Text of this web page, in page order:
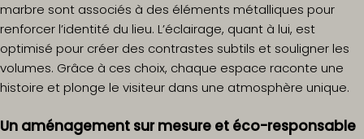
marbre sont associés à des éléments métalliques pour
renforcer l’identité du lieu. L’éclairage, quant à lui, est
optimisé pour créer des contrastes subtils et souligner les
volumes. Grâce à ces choix, chaque espace raconte une
histoire et plonge le visiteur dans une atmosphère unique.
Un aménagement sur mesure et éco-responsable